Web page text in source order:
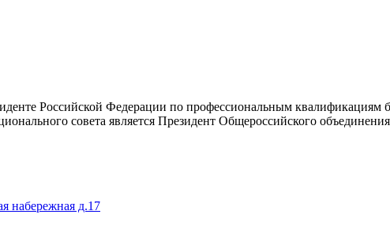
Российской Федерации по профессиональным квалификациям
совета является Президент Общероссийского
набережная д.17